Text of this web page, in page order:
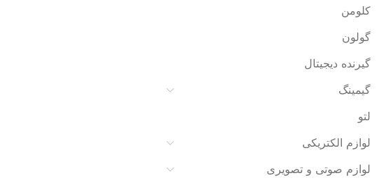
کلومن
گولون
گیرنده دیجیتال
گیمینگ
لتو
لوازم الکتریکی
لوازم صوتی و تصویری